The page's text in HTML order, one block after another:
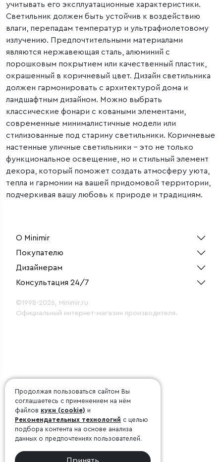
учитывать его эксплуатационные характеристики.
Светильник должен быть устойчив к воздействию
влаги, перепадам температур и ультрафиолетовому
излучению. Предпочтительными материалами
являются нержавеющая сталь, алюминий с
порошковым покрытием или качественный пластик,
окрашенный в коричневый цвет. Дизайн светильника
должен гармонировать с архитектурой дома и
ландшафтным дизайном. Можно выбрать
классические фонари с коваными элементами,
современные минималистичные модели или
стилизованные под старину светильники. Коричневые
настенные уличные светильники – это не только
функциональное освещение, но и стильный элемент
декора, который поможет создать атмосферу уюта,
тепла и гармонии на вашей придомовой территории,
подчеркивая вашу любовь к природе и традициям.
О Minimir
Покупателю
Дизайнерам
Консультация 24/7
©1998-2026, Minimir.ru
Официальный интернет-магазин производителя.
Продолжая пользоваться сайтом Вы
соглашаетесь с применением на нём
файлов куки (cookie) и
Рекомендательных технологий с целью
подбора контента на основе анализа
данных о предпочтениях пользователей.